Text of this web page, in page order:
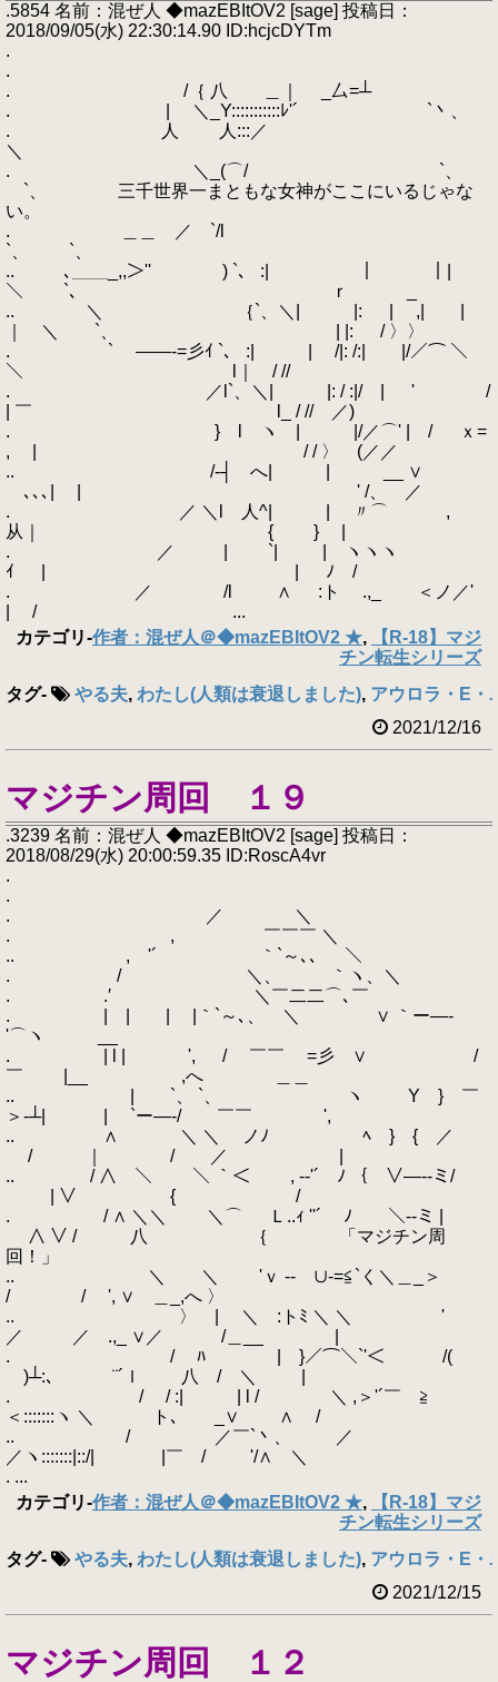
.5854 名前：混ぜ人 ◆mazEBItOV2 [sage] 投稿日：
2018/09/05(水) 22:30:14.90 ID:hcjcDYTm
.
.
. /｛ 八 ＿｜ _厶=┴
. | ＼_Y:::::::::::ﾚ'´ `丶、
. 人 人:::／
＼
. ＼_(⌒/ `、
`、 三千世界一まともな女神がここにいるじゃな
い。
. ＿＿ ／ `/l
`、 `、
.. ､＿＿_,,＞'' ) `、 :| ｜ ｜|
＼ `、 ｒ _
.. ＼ ｛`、＼| |: | ,| |
｜ ＼ `、 | |: / 〉〉
. ` ――‐=彡ｲ `、 :| | /|: /:| |/／⌒ ＼
＼ l｜ / //
. ／l`、＼| |: / :|/ | ' /
| ￣ l_ / // ／)
. } l ヽ | |/／⌒' | / ｘ=
, | / / 〉 (／／
.. /‐┤ へ| | __ ∨
､､､| | ' /、 ／
. ／ ＼l 人^| | 〃⌒ ,
从｜ { } |
. ／ | `| | ヽヽヽ
ｲ | | ﾉ /
. ／ /l ∧ :ト .,_ ＜ノ／'
| / ...
カテゴリ-作者：混ぜ人＠◆mazEBItOV2 ★,
【R-18】マジ
チン転生シリーズ
タグ- やる夫, わたし(人類は衰退しました), アウロラ・E・
2021/12/16
マジチン周回 １９
.3239 名前：混ぜ人 ◆mazEBItOV2 [sage] 投稿日：
2018/08/29(水) 20:00:59.35 ID:RoscA4vr
.
.
. ／ ＼
. , ￣￣￣ ＼
.. , '´ ｀`～､、 ＼
. / ＼、 ｀ヽ、＼
. .′ ＼￣二二⌒､￣
. | | | |｀`～､、 ＼ ∨ ｀ー―‐
'⌒ヽ __
. | l | ', / ￣￣ =彡 ∨ /
￣ |__ ,へ ＿＿
.. | `、 `、 ヽ Y } ￣
＞‐┴| | `ー―‐/ ￣￣ ',
.. ∧ ＼ ＼ ノﾉ ﾍ } { ／
/ ｜ / ／ |
.. / ∧ ＼ ＼ ｀＜ , -‐'´ ﾉ ｛ ∨―‐-ミ/
| ∨ { /
. / ∧ ＼＼ ＼⌒ Ｌ..ｨ ''´ ﾉ ＼‐-ミ |
∧ ∨ / 八 ｛ 「マジチン周
回！」
.. ＼ ＼ 'ｖ ‐- ∪-=≦`く＼＿_＞
/ / ', ∨ ＿_,へ 〉
.. 〉 | ＼ :トﾐ ＼ ＼ '
／ ／ .,_ ∨／ /＿__ |
. / ﾊ | }／⌒＼`'＜￣ /(￣
￣)┴:､ ￣¨´ｌ 八 / ＼ |
. / / :| | l / ＼ ,＞'´￣ ≧
＜:::::::ヽ ＼ ト､ _∨ ∧ /
.. / ／￣`丶、 ／
／ヽ:::::::|::/| |￣ / '/∧ ＼
. ...
カテゴリ-作者：混ぜ人＠◆mazEBItOV2 ★,
【R-18】マジ
チン転生シリーズ
タグ- やる夫, わたし(人類は衰退しました), アウロラ・E・
2021/12/15
マジチン周回 １２